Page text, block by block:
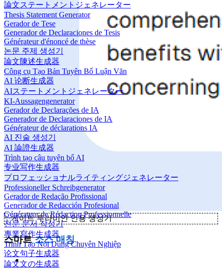
論文ステートメントジェネレーター
Thesis Statement Generator
Gerador de Tese
Generador de Declaraciones de Tesis
Générateur d'énoncé de thèse
논문 주제 생성기
論文陳述生成器
Công cụ Tạo Bản Tuyên Bố Luận Văn
AI 论断生成器
AIステートメントジェネレーター
KI-Aussagengenerator
Gerador de Declarações de IA
Generador de Declaraciones de IA
Générateur de déclarations IA
AI 진술 생성기
AI 論證生成器
Trình tạo câu tuyên bố AI
专业写作生成器
プロフェッショナルライティングジェネレーター
Professioneller Schreibgenerator
Gerador de Redação Profissional
Generador de Redacción Profesional
Générateur de Rédaction Professionnelle
전문 문서 작성기
專業寫作生成器
Trình Tạo Nội Dung Chuyên Nghiệp
论文句子生成器
論文文の生成器
✨케이트 투라비안 인용 생성기
스마트소스 매칭